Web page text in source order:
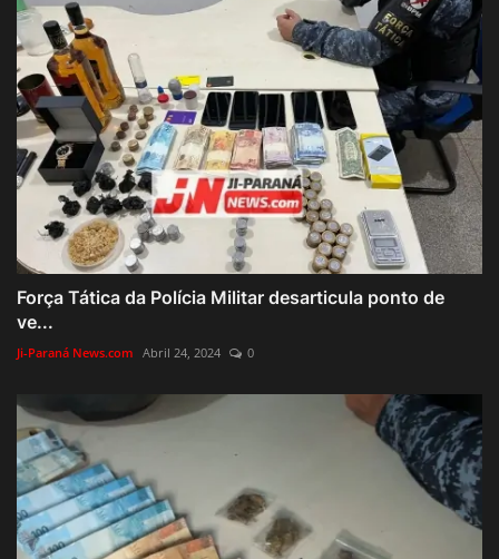
Força Tática da Polícia Militar desarticula ponto de
ve...
Ji-Paraná News.com Abril 24, 2024 0